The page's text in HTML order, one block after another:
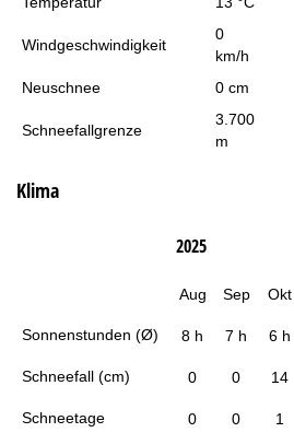
Windgeschwindigkeit
0
km/h
Neuschnee
0 cm
Schneefallgrenze
3.700
m
Klima
Sonnenstunden (Ø)
Schneefall (cm)
Schneetage
2025
Aug Sep Okt
8 h 7 h 6 h
0 0 14
0 0 1